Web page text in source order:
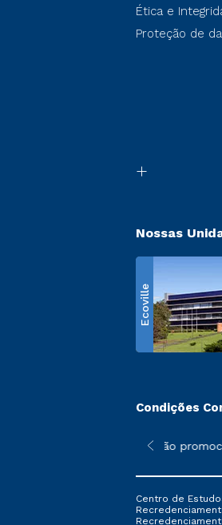
Ética e
Proteção de
Nossas
Ecoville
Condições
sofrer alterações nos
*A condição
Centro de